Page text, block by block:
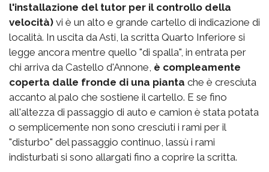
l'installazione del tutor per il controllo della
velocità) vi è un alto e grande cartello di indicazione di
località. In uscita da Asti, la scritta Quarto Inferiore si
legge ancora mentre quello "di spalla", in entrata per
chi arriva da Castello d'Annone, è compleamente
coperta dalle fronde di una pianta che è cresciuta
accanto al palo che sostiene il cartello. E se fino
all'altezza di passaggio di auto e camion è stata potata
o semplicemente non sono cresciuti i rami per il
"disturbo" del passaggio continuo, lassù i rami
indisturbati si sono allargati fino a coprire la scritta.